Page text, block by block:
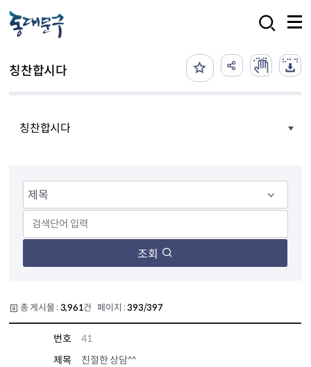
칭찬합시다
칭찬합시다
조회
총 게시물 : 3,961건 페이지 :393/397
번호
41
제목
친절한 상담^^